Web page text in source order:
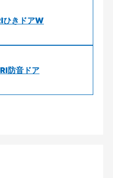
きドアW
防音ドア